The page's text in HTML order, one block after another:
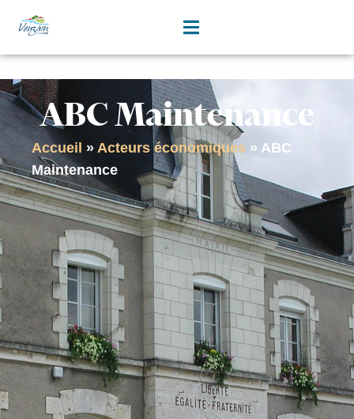
principal
ABC Maintenance
Accueil » Acteurs économiques » ABC
Maintenance